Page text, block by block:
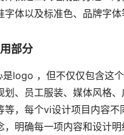
字体以及标准色、品牌字
部分
logo ，但不仅仅包含这
划、员工服装、媒体风格
等，每个vi设计项目内容
，明确每一项内容和设计